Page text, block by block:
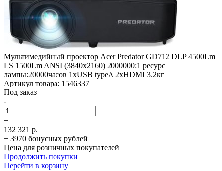
Мультимедийный проектор Acer Predator GD712 DLP 4500Lm
LS 1500Lm ANSI (3840x2160) 2000000:1 ресурс
лампы:20000часов 1xUSB typeA 2xHDMI 3.2кг
Артикул товара: 1546337
Под заказ
-
+
132 321 р.
+ 3970 бонусных рублей
Цена для розничных покупателей
Продолжить покупки
Перейти в корзину